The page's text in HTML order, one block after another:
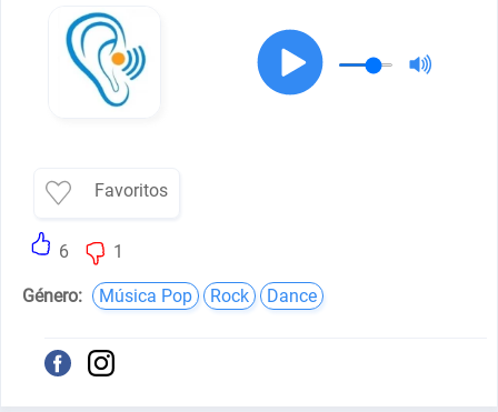
Favoritos
6 1
Género: Música Pop Rock Dance